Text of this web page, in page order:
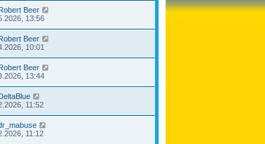
Robert Beer
13:56
Robert Beer
10:01
Robert Beer
13:44
DeltaBlue
11:52
11:12